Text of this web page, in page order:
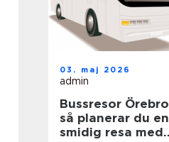
03. maj 2026
admin
Bussresor Örebro
så planerar du en
smidig resa med